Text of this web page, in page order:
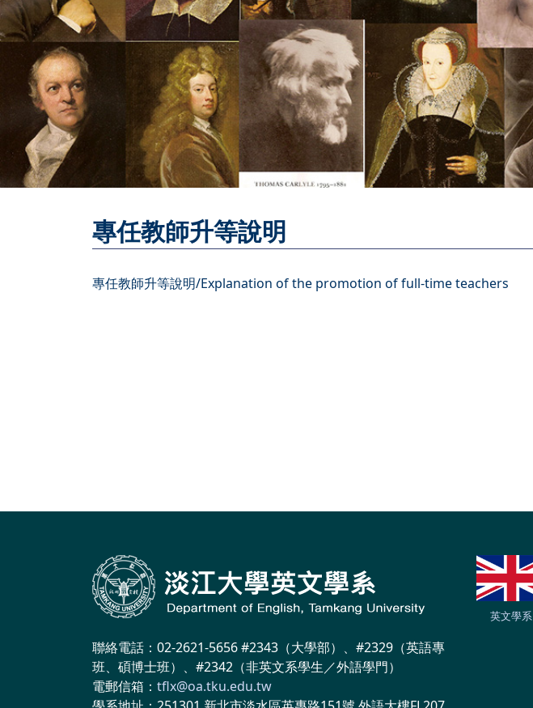
專任教師升等說明
專任教師升等說明/Explanation of the promotion of full-time teachers
聯絡電話：02-2621-5656 #2343（大學部）、#2329（英語專
班、碩博士班）、#2342（非英文系學生／外語學門）
電郵信箱： tflx@oa.tku.edu.tw
英文學系